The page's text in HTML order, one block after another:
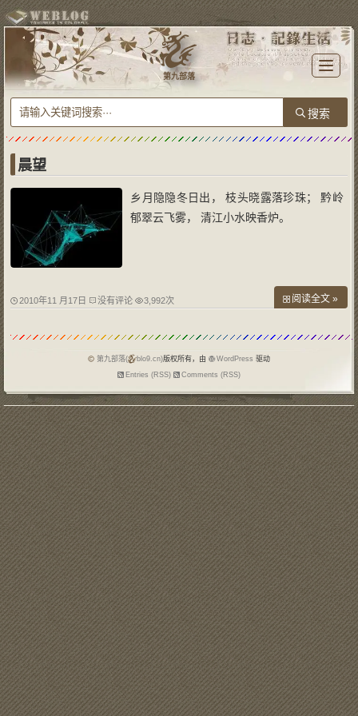
T
o
l
e
n
i
n
第九部落
晨望
乡月隐隐冬日出， 枝头晓露落珍珠； 黔岭
郁翠云飞雾， 清江小水映香炉。
2010年11 月17日 没有评论 3,992次 阅读全文 »
第九部落( blo9.cn)版权所有，由 WordPress 驱动
Entries (RSS)
Comments (RSS)